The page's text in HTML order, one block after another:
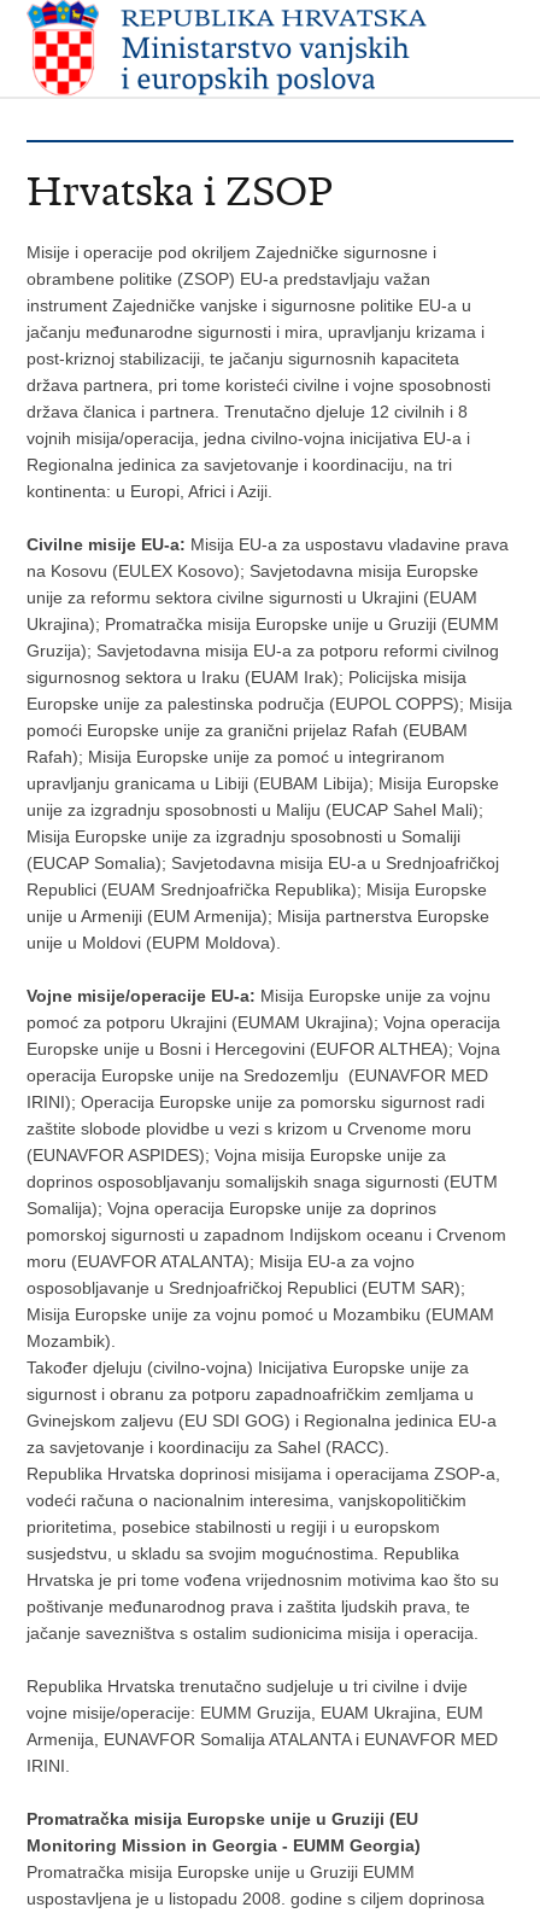
Hrvatska i ZSOP
Misije i operacije pod okriljem Zajedničke sigurnosne i
obrambene politike (ZSOP) EU-a predstavljaju važan
instrument Zajedničke vanjske i sigurnosne politike EU-a u
jačanju međunarodne sigurnosti i mira, upravljanju krizama i
post-kriznoj stabilizaciji, te jačanju sigurnosnih kapaciteta
država partnera, pri tome koristeći civilne i vojne sposobnosti
država članica i partnera. Trenutačno djeluje 12 civilnih i 8
vojnih misija/operacija, jedna civilno-vojna inicijativa EU-a i
Regionalna jedinica za savjetovanje i koordinaciju, na tri
kontinenta: u Europi, Africi i Aziji.
Civilne misije EU-a: Misija EU-a za uspostavu vladavine prava
na Kosovu (EULEX Kosovo); Savjetodavna misija Europske
unije za reformu sektora civilne sigurnosti u Ukrajini (EUAM
Ukrajina); Promatračka misija Europske unije u Gruziji (EUMM
Gruzija); Savjetodavna misija EU-a za potporu reformi civilnog
sigurnosnog sektora u Iraku (EUAM Irak); Policijska misija
Europske unije za palestinska područja (EUPOL COPPS); Misija
pomoći Europske unije za granični prijelaz Rafah (EUBAM
Rafah); Misija Europske unije za pomoć u integriranom
upravljanju granicama u Libiji (EUBAM Libija); Misija Europske
unije za izgradnju sposobnosti u Maliju (EUCAP Sahel Mali);
Misija Europske unije za izgradnju sposobnosti u Somaliji
(EUCAP Somalia); Savjetodavna misija EU-a u Srednjoafričkoj
Republici (EUAM Srednjoafrička Republika); Misija Europske
unije u Armeniji (EUM Armenija); Misija partnerstva Europske
unije u Moldovi (EUPM Moldova).
Vojne misije/operacije EU-a: Misija Europske unije za vojnu
pomoć za potporu Ukrajini (EUMAM Ukrajina); Vojna operacija
Europske unije u Bosni i Hercegovini (EUFOR ALTHEA); Vojna
operacija Europske unije na Sredozemlju (EUNAVFOR MED
IRINI); Operacija Europske unije za pomorsku sigurnost radi
zaštite slobode plovidbe u vezi s krizom u Crvenome moru
(EUNAVFOR ASPIDES); Vojna misija Europske unije za
doprinos osposobljavanju somalijskih snaga sigurnosti (EUTM
Somalija); Vojna operacija Europske unije za doprinos
pomorskoj sigurnosti u zapadnom Indijskom oceanu i Crvenom
moru (EUAVFOR ATALANTA); Misija EU-a za vojno
osposobljavanje u Srednjoafričkoj Republici (EUTM SAR);
Misija Europske unije za vojnu pomoć u Mozambiku (EUMAM
Mozambik).
Također djeluju (civilno-vojna) Inicijativa Europske unije za
sigurnost i obranu za potporu zapadnoafričkim zemljama u
Gvinejskom zaljevu (EU SDI GOG) i Regionalna jedinica EU-a
za savjetovanje i koordinaciju za Sahel (RACC).
Republika Hrvatska doprinosi misijama i operacijama ZSOP-a,
vodeći računa o nacionalnim interesima, vanjskopolitičkim
prioritetima, posebice stabilnosti u regiji i u europskom
susjedstvu, u skladu sa svojim mogućnostima. Republika
Hrvatska je pri tome vođena vrijednosnim motivima kao što su
poštivanje međunarodnog prava i zaštita ljudskih prava, te
jačanje savezništva s ostalim sudionicima misija i operacija.
Republika Hrvatska trenutačno sudjeluje u tri civilne i dvije
vojne misije/operacije: EUMM Gruzija, EUAM Ukrajina, EUM
Armenija, EUNAVFOR Somalija ATALANTA i EUNAVFOR MED
IRINI.
Promatračka misija Europske unije u Gruziji (EU
Monitoring Mission in Georgia - EUMM Georgia)
Promatračka misija Europske unije u Gruziji EUMM
uspostavljena je u listopadu 2008. godine s ciljem doprinosa